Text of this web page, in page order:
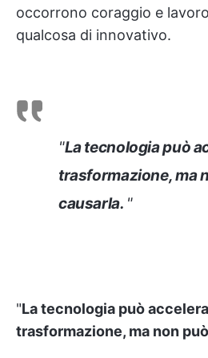
occorrono coraggio e
qualcosa di innovativo.
"La tecnologia può
trasformazione, ma
causarla. "
"La tecnologia può
trasformazione, ma non